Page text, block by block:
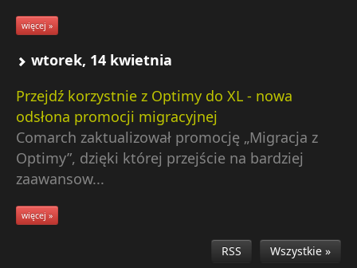
więcej »
wtorek, 14 kwietnia
Przejdź korzystnie z Optimy do XL - nowa
odsłona promocji migracyjnej
Comarch zaktualizował promocję „Migracja z
Optimy”, dzięki której przejście na bardziej
zaawansow...
więcej »
RSS Wszystkie »